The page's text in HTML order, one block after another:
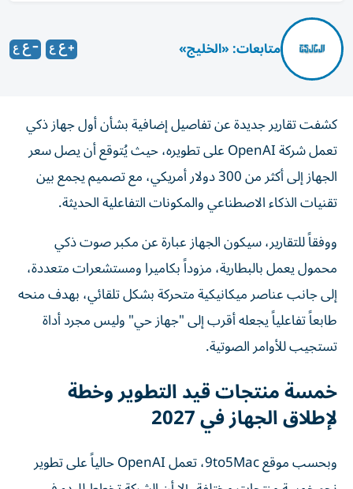
متابعات: «الخليج»
كشفت تقارير جديدة عن تفاصيل إضافية بشأن أول جهاز ذكي
تعمل شركة OpenAI على تطويره، حيث يُتوقع أن يصل سعر
الجهاز إلى أكثر من 300 دولار أمريكي، مع تصميم يجمع بين
تقنيات الذكاء الاصطناعي والمكونات التفاعلية الحديثة.
ووفقاً للتقارير، سيكون الجهاز عبارة عن مكبر صوت ذكي
محمول يعمل بالبطارية، مزوداً بكاميرا ومستشعرات متعددة،
إلى جانب عناصر ميكانيكية متحركة بشكل تلقائي، بهدف منحه
طابعاً تفاعلياً يجعله أقرب إلى "جهاز حي" وليس مجرد أداة
تستجيب للأوامر الصوتية.
خمسة منتجات قيد التطوير وخطة
لإطلاق الجهاز في 2027
وبحسب موقع 9to5Mac، تعمل OpenAI حالياً على تطوير